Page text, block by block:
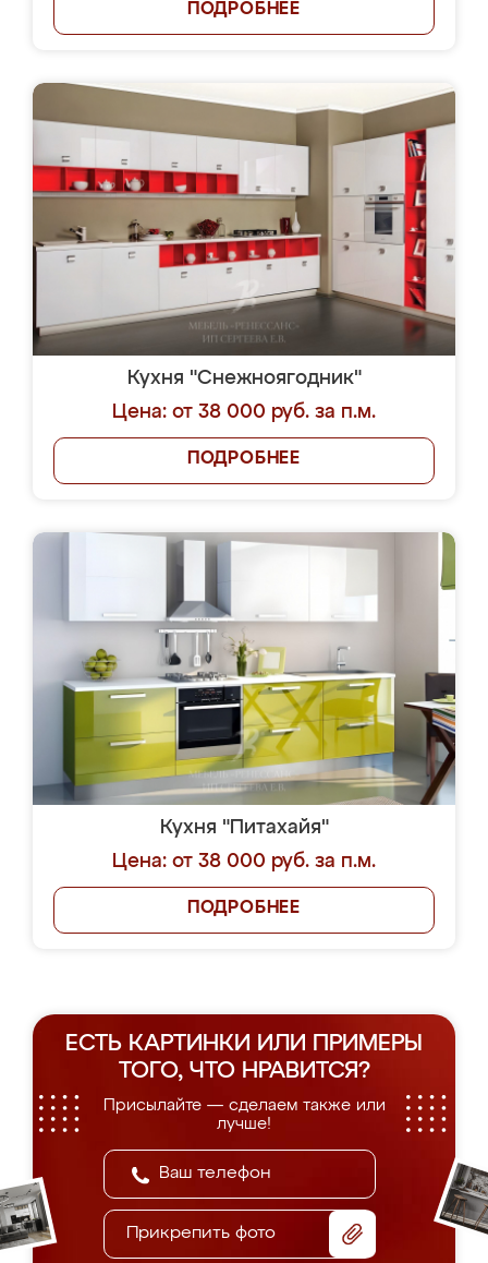
ПОДРОБНЕЕ
Кухня "Снежноягодник"
Цена: от 38 000 руб. за п.м.
ПОДРОБНЕЕ
Кухня "Питахайя"
Цена: от 38 000 руб. за п.м.
ПОДРОБНЕЕ
ЕСТЬ КАРТИНКИ ИЛИ ПРИМЕРЫ
ТОГО, ЧТО НРАВИТСЯ?
Присылайте — сделаем также или
лучше!
Прикрепить фото